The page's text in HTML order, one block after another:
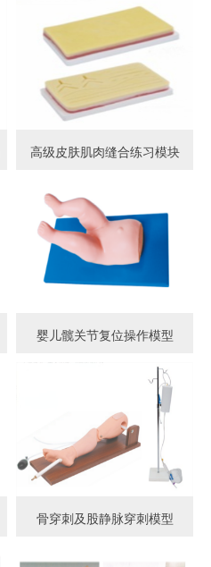
高级皮肤肌肉缝合练习模块
婴儿髋关节复位操作模型
骨穿刺及股静脉穿刺模型